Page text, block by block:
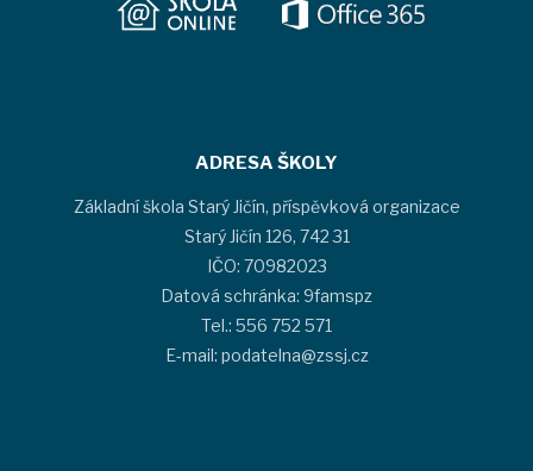
ADRESA ŠKOLY
Základní škola Starý Jičín, příspěvková organizace
Starý Jičín 126, 742 31
IČO: 70982023
Datová schránka: 9famspz
Tel.: 556 752 571
E-mail: podatelna@zssj.cz